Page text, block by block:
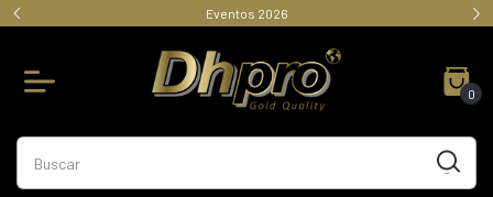
Eventos 2026
0